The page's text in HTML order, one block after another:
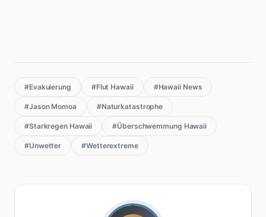
#Evakuierung #Flut Hawaii #Hawaii News
#Jason Momoa #Naturkatastrophe
#Starkregen Hawaii #Überschwemmung Hawaii
#Unwetter #Wetterextreme